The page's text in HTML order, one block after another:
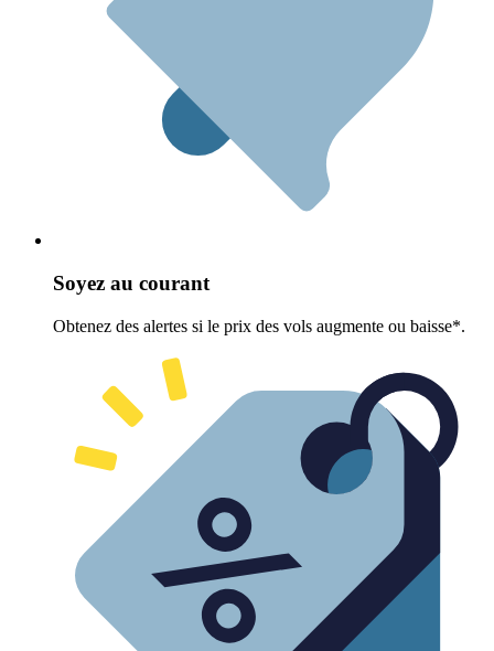
Soyez au courant
Obtenez des alertes si le prix des vols augmente ou baisse*.